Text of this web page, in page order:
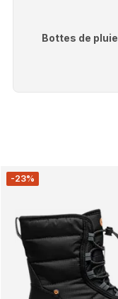
Bottes de pluie
-23%